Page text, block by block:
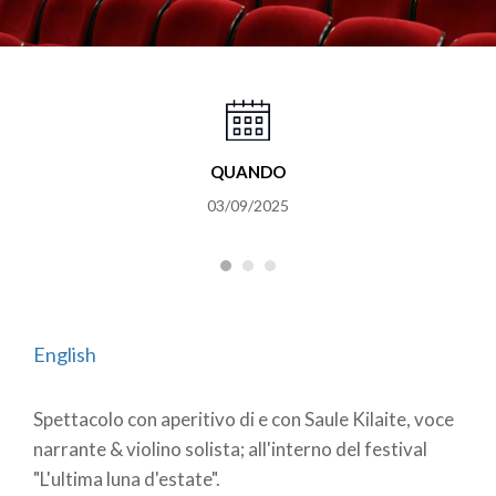
QUANDO
03/09/2025
English
Spettacolo con aperitivo di e con Saule Kilaite, voce
narrante & violino solista; all'interno del festival
"L'ultima luna d'estate".